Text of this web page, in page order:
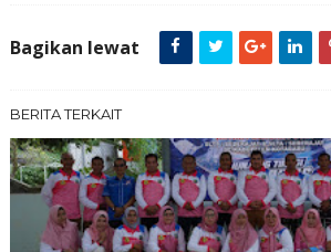
Bagikan lewat
BERITA TERKAIT